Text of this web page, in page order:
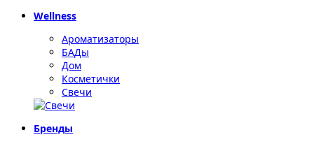
Wellness
Ароматизаторы
БАДы
Дом
Косметички
Свечи
Бренды